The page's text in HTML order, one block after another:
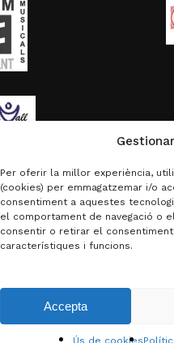
Per oferir la millor experiència,
(cookies) per emmagatzemar i/o
consentiment a aquestes
el comportament de navegació o
consentir o retirar el
característiques i funcions.
Accepta
Ús de cookies
Visualitza la cistella